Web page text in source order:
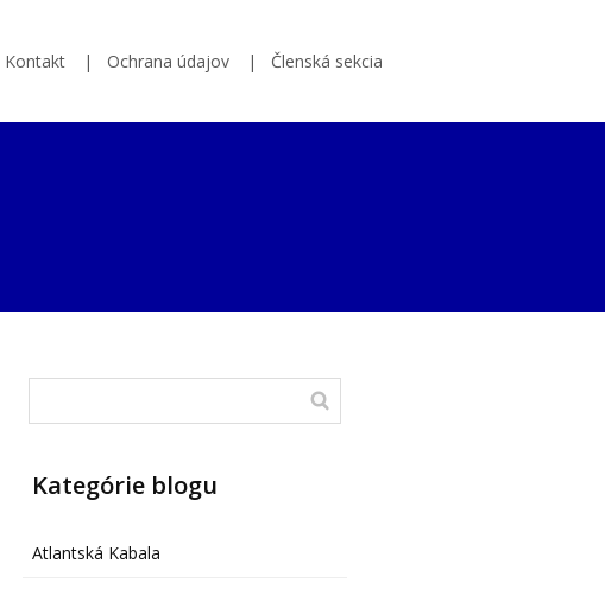
Kontakt Ochrana údajov Členská sekcia
Kategórie blogu
Atlantská Kabala